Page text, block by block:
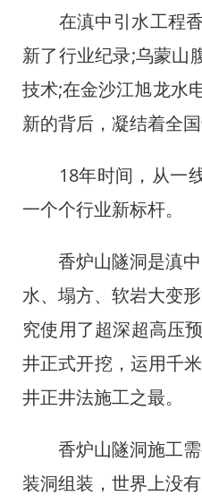
在滇中引水工程香
新了行业纪录;乌蒙山
技术;在金沙江旭龙水
新的背后，凝结着全
18年时间，从一线
一个个行业新标杆。
香炉山隧洞是滇中
水、塌方、软岩大变
究使用了超深超高压
井正式开挖，运用千
井正井法施工之最。
香炉山隧洞施工需
装洞组装，世界上没